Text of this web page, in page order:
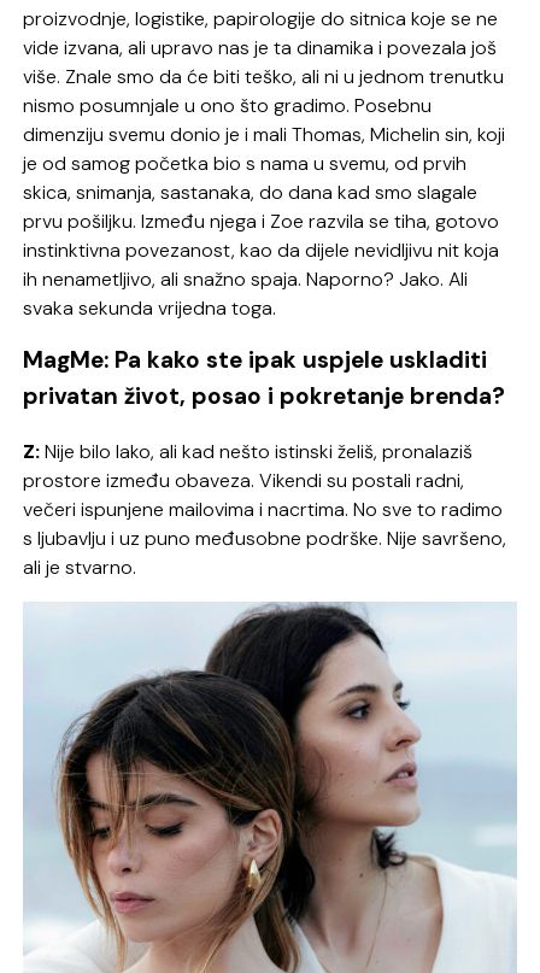
proizvodnje, logistike, papirologije do sitnica koje se ne
vide izvana, ali upravo nas je ta dinamika i povezala još
više. Znale smo da će biti teško, ali ni u jednom trenutku
nismo posumnjale u ono što gradimo. Posebnu
dimenziju svemu donio je i mali Thomas, Michelin sin, koji
je od samog početka bio s nama u svemu, od prvih
skica, snimanja, sastanaka, do dana kad smo slagale
prvu pošiljku. Između njega i Zoe razvila se tiha, gotovo
instinktivna povezanost, kao da dijele nevidljivu nit koja
ih nenametljivo, ali snažno spaja. Naporno? Jako. Ali
svaka sekunda vrijedna toga.
MagMe: Pa kako ste ipak uspjele uskladiti
privatan život, posao i pokretanje brenda?
Z:Nije bilo lako, ali kad nešto istinski želiš, pronalaziš
prostore između obaveza. Vikendi su postali radni,
večeri ispunjene mailovima i nacrtima. No sve to radimo
s ljubavlju i uz puno međusobne podrške. Nije savršeno,
ali je stvarno.